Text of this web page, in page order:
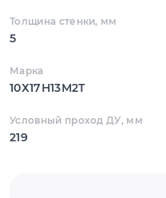
Толщина стенки, мм
5
Марка
10Х17Н13М2Т
Условный проход ДУ, мм
219